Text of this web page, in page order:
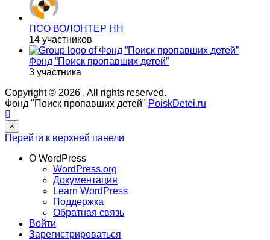
ПСО ВОЛОНТЕР НН
14 участников
Фонд ”Поиск пропавших детей”
3 участника
Copyright © 2026 . All rights reserved.
Фонд "Поиск пропавших детей" PoiskDetei.ru
×
Перейти к верхней панели
О WordPress
WordPress.org
Документация
Learn WordPress
Поддержка
Обратная связь
Войти
Зарегистрироваться